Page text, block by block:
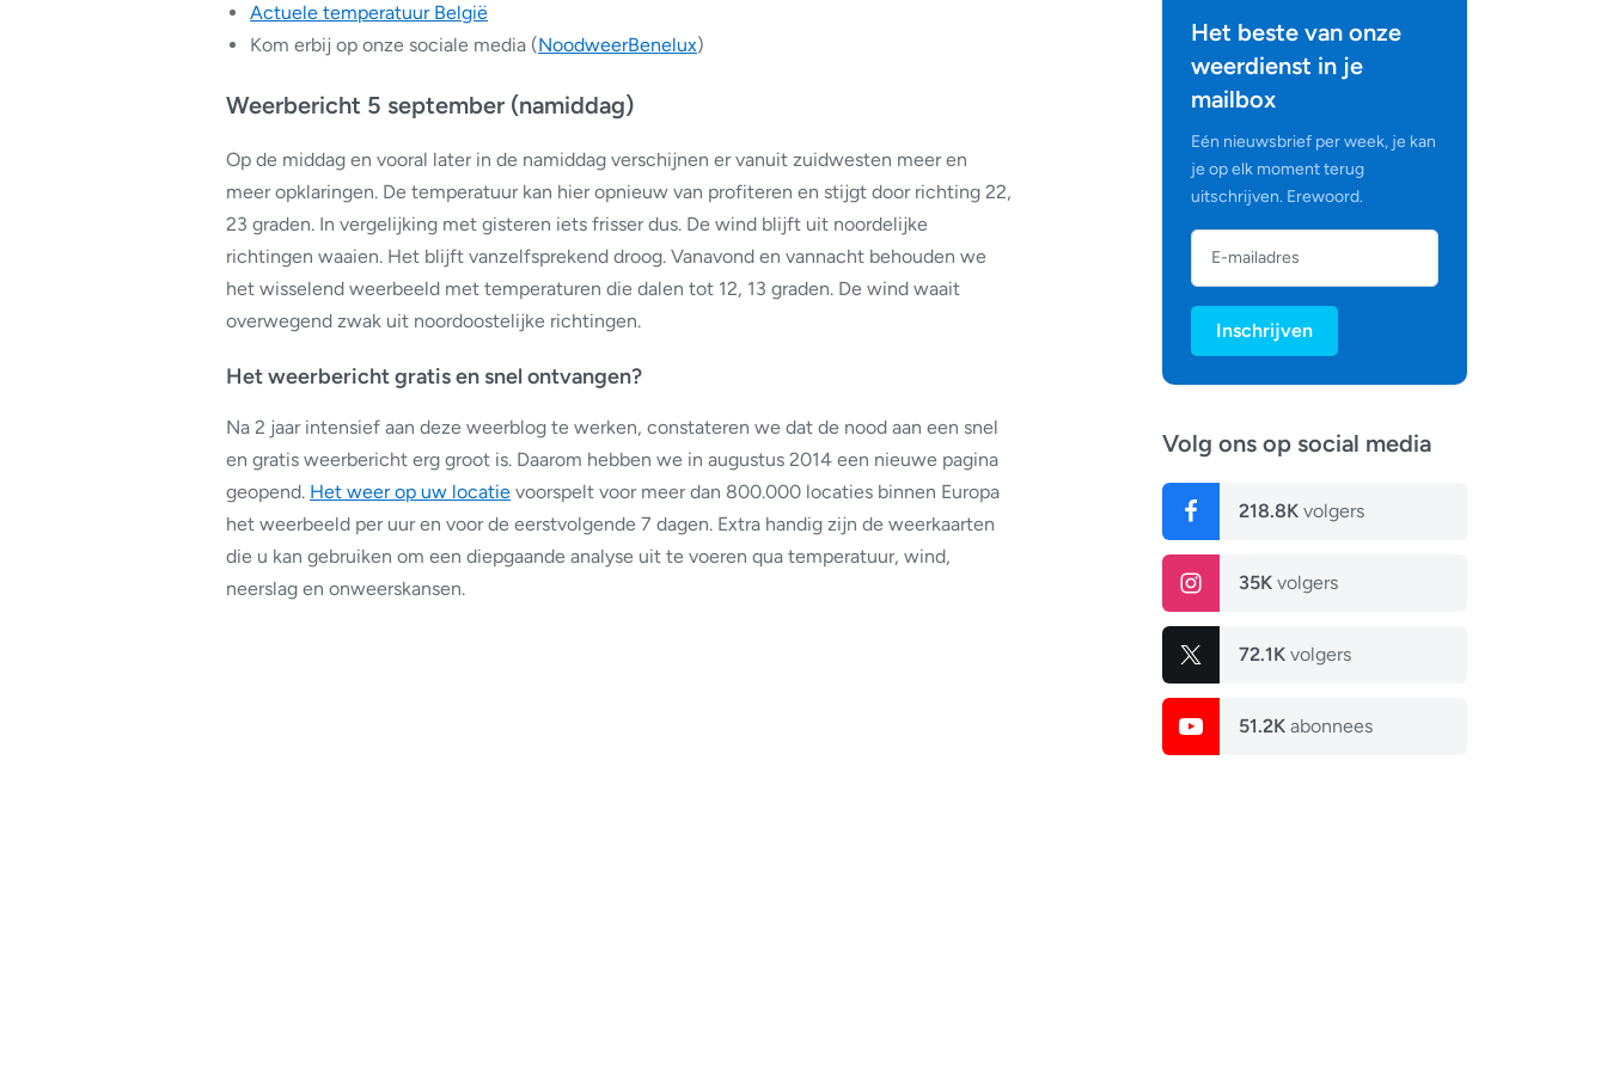
Het beste van onze
weerdienst in je
mailbox
Eén nieuwsbrief per week, je kan
je op elk moment terug
uitschrijven. Erewoord.
Inschrijven
Volg ons op social media
218.8K volgers
35K volgers
72.1K volgers
51.2K abonnees
Actuele temperatuur België
Kom erbij op onze sociale media (NoodweerBenelux)
Weerbericht 5 september (namiddag)
Op de middag en vooral later in de namiddag verschijnen er vanuit zuidwesten meer en
meer opklaringen. De temperatuur kan hier opnieuw van profiteren en stijgt door richting 22,
23 graden. In vergelijking met gisteren iets frisser dus. De wind blijft uit noordelijke
richtingen waaien. Het blijft vanzelfsprekend droog. Vanavond en vannacht behouden we
het wisselend weerbeeld met temperaturen die dalen tot 12, 13 graden. De wind waait
overwegend zwak uit noordoostelijke richtingen.
Het weerbericht gratis en snel ontvangen?
Na 2 jaar intensief aan deze weerblog te werken, constateren we dat de nood aan een snel
en gratis weerbericht erg groot is. Daarom hebben we in augustus 2014 een nieuwe pagina
geopend. Het weer op uw locatie voorspelt voor meer dan 800.000 locaties binnen Europa
het weerbeeld per uur en voor de eerstvolgende 7 dagen. Extra handig zijn de weerkaarten
die u kan gebruiken om een diepgaande analyse uit te voeren qua temperatuur, wind,
neerslag en onweerskansen.